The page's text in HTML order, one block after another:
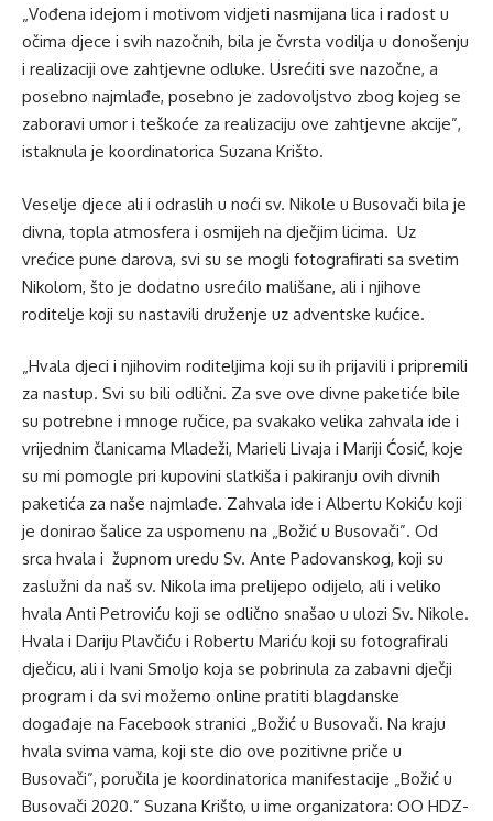
„Vođena idejom i motivom vidjeti nasmijana lica i radost u
očima djece i svih nazočnih, bila je čvrsta vodilja u donošenju
i realizaciji ove zahtjevne odluke. Usrećiti sve nazočne, a
posebno najmlađe, posebno je zadovoljstvo zbog kojeg se
zaboravi umor i teškoće za realizaciju ove zahtjevne akcije”,
istaknula je koordinatorica Suzana Krišto.
Veselje djece ali i odraslih u noći sv. Nikole u Busovači bila je
divna, topla atmosfera i osmijeh na dječjim licima. Uz
vrećice pune darova, svi su se mogli fotografirati sa svetim
Nikolom, što je dodatno usrećilo mališane, ali i njihove
roditelje koji su nastavili druženje uz adventske kućice.
„Hvala djeci i njihovim roditeljima koji su ih prijavili i pripremili
za nastup. Svi su bili odlični. Za sve ove divne paketiće bile
su potrebne i mnoge ručice, pa svakako velika zahvala ide i
vrijednim članicama Mladeži, Marieli Livaja i Mariji Ćosić, koje
su mi pomogle pri kupovini slatkiša i pakiranju ovih divnih
paketića za naše najmlađe. Zahvala ide i Albertu Kokiću koji
je donirao šalice za uspomenu na „Božić u Busovači”. Od
srca hvala i župnom uredu Sv. Ante Padovanskog, koji su
zaslužni da naš sv. Nikola ima prelijepo odijelo, ali i veliko
hvala Anti Petroviću koji se odlično snašao u ulozi Sv. Nikole.
Hvala i Dariju Plavčiću i Robertu Mariću koji su fotografirali
dječicu, ali i Ivani Smoljo koja se pobrinula za zabavni dječji
program i da svi možemo online pratiti blagdanske
događaje na Facebook stranici „Božić u Busovači. Na kraju
hvala svima vama, koji ste dio ove pozitivne priče u
Busovači”, poručila je koordinatorica manifestacije „Božić u
Busovači 2020.” Suzana Krišto, u ime organizatora: OO HDZ-